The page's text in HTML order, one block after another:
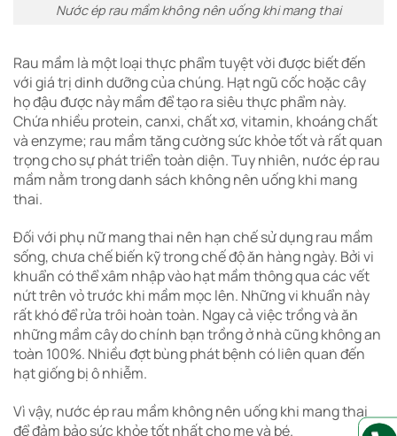
Nước ép rau mầm không nên uống khi mang thai
Rau mầm là một loại thực phẩm tuyệt vời được biết đến
với giá trị dinh dưỡng của chúng. Hạt ngũ cốc hoặc cây
họ đậu được nảy mầm để tạo ra siêu thực phẩm này.
Chứa nhiều protein, canxi, chất xơ, vitamin, khoáng chất
và enzyme; rau mầm tăng cường sức khỏe tốt và rất quan
trọng cho sự phát triển toàn diện. Tuy nhiên, nước ép rau
mầm nằm trong danh sách không nên uống khi mang
thai.
Đối với phụ nữ mang thai nên hạn chế sử dụng rau mầm
sống, chưa chế biến kỹ trong chế độ ăn hàng ngày. Bởi vi
khuẩn có thể xâm nhập vào hạt mầm thông qua các vết
nứt trên vỏ trước khi mầm mọc lên. Những vi khuẩn này
rất khó để rửa trôi hoàn toàn. Ngay cả việc trồng và ăn
những mầm cây do chính bạn trồng ở nhà cũng không an
toàn 100%. Nhiều đợt bùng phát bệnh có liên quan đến
hạt giống bị ô nhiễm.
Vì vậy, nước ép rau mầm không nên uống khi mang thai
để đảm bảo sức khỏe tốt nhất cho mẹ và bé.